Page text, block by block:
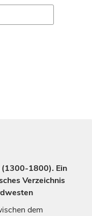
(1300-1800). Ein
Verzeichnis
dem